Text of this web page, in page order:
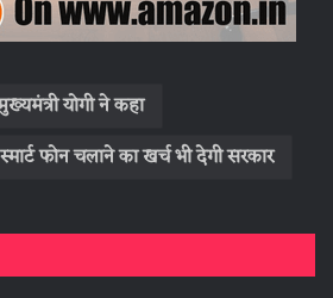
योगी ने कहा
फोन चलाने का खर्च भी देगी सरकार